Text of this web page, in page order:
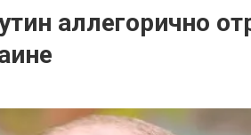
аллегорично